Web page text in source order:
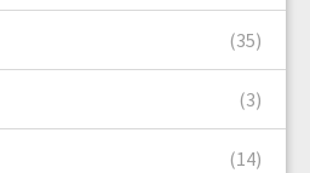
(35)
(3)
(14)